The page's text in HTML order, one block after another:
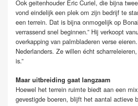
Ook geitenhouder Eric Curiel, die bijna
vond eindelijk een plek om zijn bedrijf te
een terrein. Dat is bijna onmogelijk op
verrassend snel beginnen.” Hij verkoopt
overkapping van palmbladeren verse
Nederlanders. Ze willen écht
is.”
Maar uitbreiding gaat langzaam
Hoewel het terrein ruimte biedt aan een
gevestigde boeren, blijft het aantal actieve